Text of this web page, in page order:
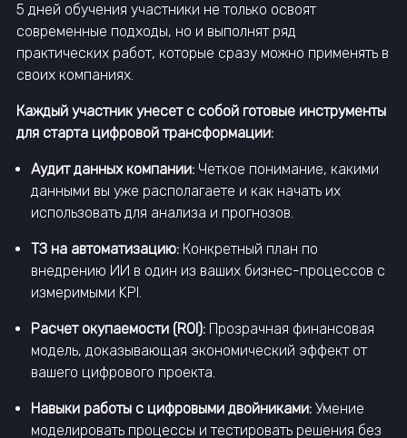
5 дней обучения участники не только освоят
современные подходы, но и выполнят ряд
практических работ, которые сразу можно применять в
своих компаниях.
Каждый участник унесет с собой готовые инструменты
для старта цифровой трансформации:
Аудит данных компании: Четкое понимание, какими
данными вы уже располагаете и как начать их
использовать для анализа и прогнозов.
ТЗ на автоматизацию: Конкретный план по
внедрению ИИ в один из ваших бизнес-процессов с
измеримыми KPI.
Расчет окупаемости (ROI): Прозрачная финансовая
модель, доказывающая экономический эффект от
вашего цифрового проекта.
Навыки работы с цифровыми двойниками: Умение
моделировать процессы и тестировать решения без